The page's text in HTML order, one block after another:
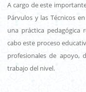
A cargo de este
Párvulos y las Técnicos
una práctica pedagógica
cabo este proceso
profesionales de apoyo,
trabajo del nivel.